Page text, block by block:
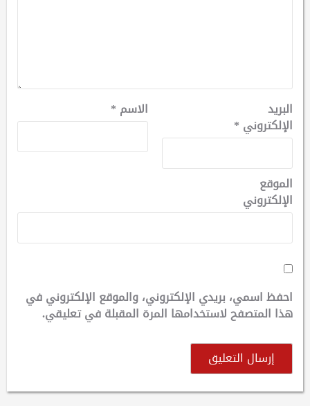
الاسم * البريد
الإلكتروني *
الموقع
الإلكتروني
احفظ اسمي، بريدي الإلكتروني، والموقع الإلكتروني في
هذا المتصفح لاستخدامها المرة المقبلة في تعليقي.